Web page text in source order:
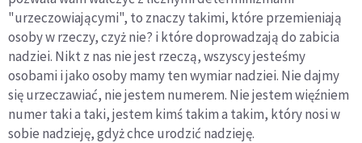
"urzeczowiającymi", to znaczy takimi, które przemieniają
osoby w rzeczy, czyż nie? i które doprowadzają do zabicia
nadziei. Nikt z nas nie jest rzeczą, wszyscy jesteśmy
osobami i jako osoby mamy ten wymiar nadziei. Nie dajmy
się urzeczawiać, nie jestem numerem. Nie jestem więźniem
numer taki a taki, jestem kimś takim a takim, który nosi w
sobie nadzieję, gdyż chce urodzić nadzieję.